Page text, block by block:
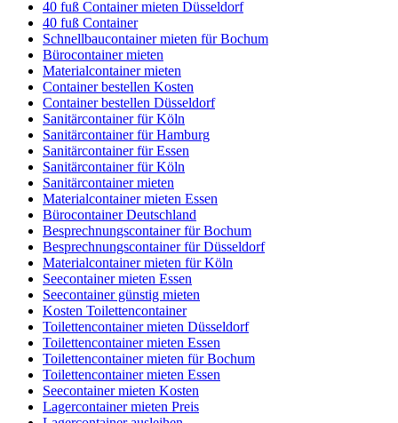
40 fuß Container mieten Düsseldorf
40 fuß Container
Schnellbaucontainer mieten für Bochum
Bürocontainer mieten
Materialcontainer mieten
Container bestellen Kosten
Container bestellen Düsseldorf
Sanitärcontainer für Köln
Sanitärcontainer für Hamburg
Sanitärcontainer für Essen
Sanitärcontainer für Köln
Sanitärcontainer mieten
Materialcontainer mieten Essen
Bürocontainer Deutschland
Besprechnungscontainer für Bochum
Besprechnungscontainer für Düsseldorf
Materialcontainer mieten für Köln
Seecontainer mieten Essen
Seecontainer günstig mieten
Kosten Toilettencontainer
Toilettencontainer mieten Düsseldorf
Toilettencontainer mieten Essen
Toilettencontainer mieten für Bochum
Toilettencontainer mieten Essen
Seecontainer mieten Kosten
Lagercontainer mieten Preis